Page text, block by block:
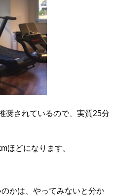
奨されているので、実質25分
ほどになります。
かは、やってみないと分か